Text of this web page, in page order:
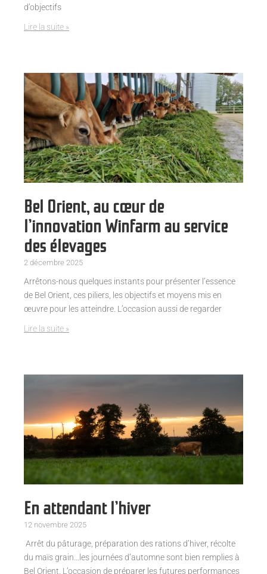
d’objectifs
Lire la suite »
Bel Orient, au cœur de
l’innovation Winfarm au service
des élevages
2 décembre 2025
Arrêtons-nous quelques instants pour présenter l’essence
de Bel Orient, ces piliers, les objectifs et moyens mis en
œuvre pour les atteindre. L’occasion aussi de regarder
Lire la suite »
En attendant l’hiver
12 novembre 2025
Arrêt du pâturage, préparation des rations d’hiver, récolte
du maïs grain…les journées d’automne sont bien remplies à
Bel Orient. L’occasion de préparer les futures performances